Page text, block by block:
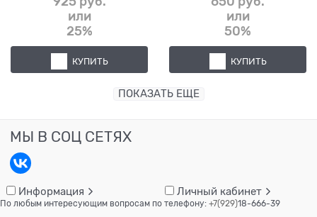
или
25%
КУПИТЬ
или
50%
КУПИТЬ
ПОКАЗАТЬ ЕЩЕ
МЫ В СОЦ СЕТЯХ
Информация Личный кабинет
По любым интересующим вопросам по телефону: +7(929)18-666-39